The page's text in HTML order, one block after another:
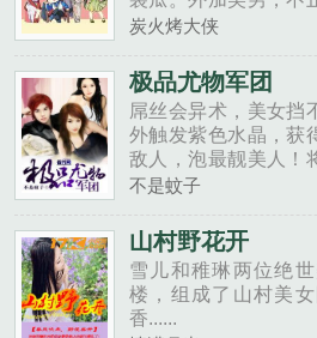
泡泡帅哥有节奏。喵
炭火烤大侠
极品尤物军团
屌丝会异术，美女挡
外触发紫色水晶，获
敌人，泡最靓美人！
极品尤物军团。极品
不是蚊子
山村野花开
雪儿和稚琳两位绝
楼，组成了山村美
香......